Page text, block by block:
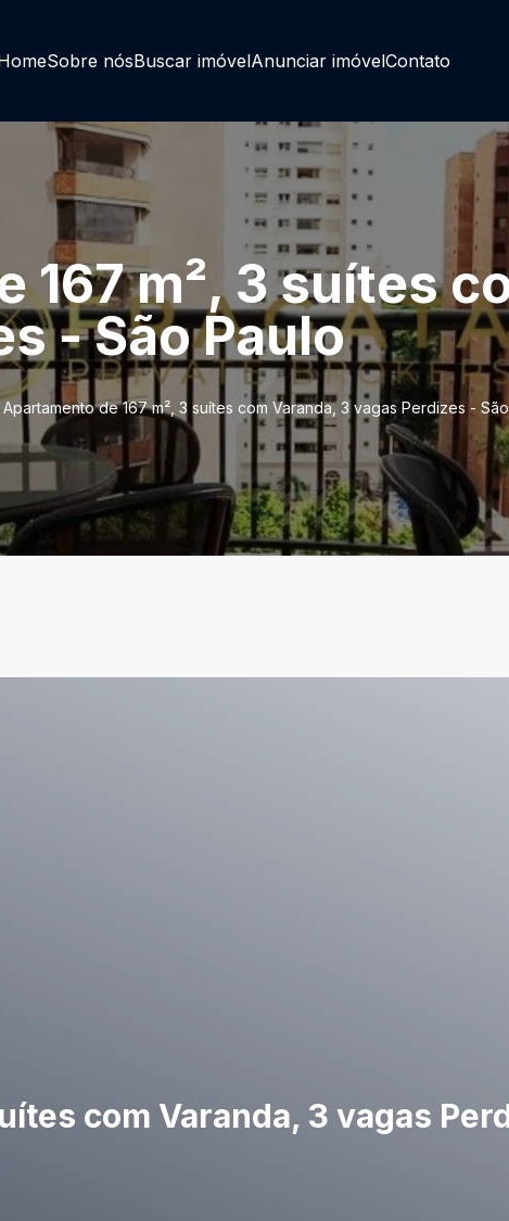
Sobre nósBuscar imóvelAnunciar imóvelContato
167 m², 3 suítes
- São Paulo
Apartamento de 167 m², 3 suítes com Varanda, 3 vagas Perdizes -
com Varanda, 3 vagas